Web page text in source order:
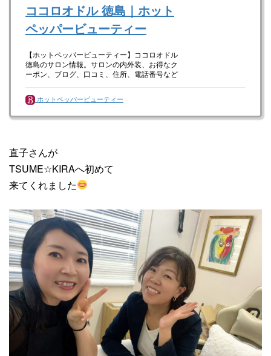
ココロオドル 徳島｜ホット
ペッパービューティー
【ホットペッパービューティー】ココロオドル
徳島のサロン情報。サロンの内外装、お得なク
ーポン、ブログ、口コミ、住所、電話番号など
ティーの２４時間いつでもOKなネット予約を活
用しよう！
ホットペッパービューティー
直子さんが
TSUME☆KIRAへ初めて
来てくれました